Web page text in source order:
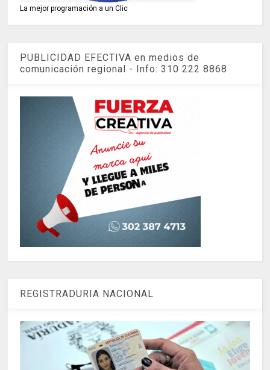
La mejor programación a un Clic
PUBLICIDAD EFECTIVA en medios de
comunicación regional - Info: 310 222 8868
REGISTRADURIA NACIONAL